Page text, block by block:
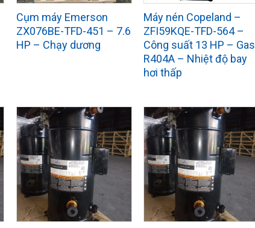
Cụm máy Emerson
ZX076BE-TFD-451 – 7.6
HP – Chạy dương
Máy nén Copeland –
ZFI59KQE-TFD-564 –
Công suất 13 HP – Gas
R404A – Nhiệt độ bay
hơi thấp